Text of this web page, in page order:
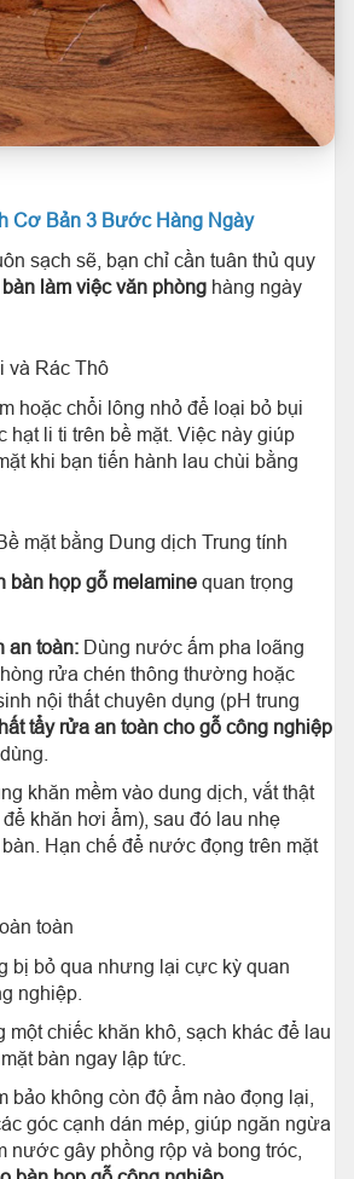
Cơ Bản 3 Bước Hàng Ngày
sạch sẽ, bạn chỉ cần tuân thủ quy
làm việc văn phòng hàng ngày
và Rác Thô
hoặc chổi lông nhỏ để loại bỏ bụi
hạt li ti trên bề mặt. Việc này giúp
khi bạn tiến hành lau chùi bằng
mặt bằng Dung dịch Trung tính
bàn họp gỗ melamine quan trọng
an toàn: Dùng nước ấm pha loãng
rửa chén thông thường hoặc
nội thất chuyên dụng (pH trung
tẩy rửa an toàn cho gỗ công nghiệp
khăn mềm vào dung dịch, vắt thật
khăn hơi ẩm), sau đó lau nhẹ
Hạn chế để nước đọng trên mặt
toàn
bỏ qua nhưng lại cực kỳ quan
nghiệp.
một chiếc khăn khô, sạch khác để lau
bàn ngay lập tức.
bảo không còn độ ẩm nào đọng lại,
góc cạnh dán mép, giúp ngăn ngừa
nước gây phồng rộp và bong tróc,